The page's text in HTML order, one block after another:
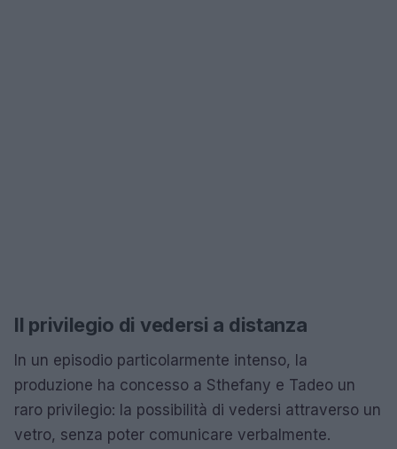
Il privilegio di vedersi a distanza
In un episodio particolarmente intenso, la
produzione ha concesso a Sthefany e Tadeo un
raro privilegio: la possibilità di vedersi attraverso un
vetro, senza poter comunicare verbalmente.